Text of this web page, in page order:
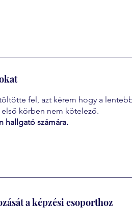
fel, azt kérem hogy a
első körben nem kötelező.
számára.
a képzési csoporthoz